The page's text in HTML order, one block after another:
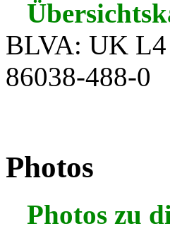
BLVA: UK L4
86038-488-0
Photos
Photos zu